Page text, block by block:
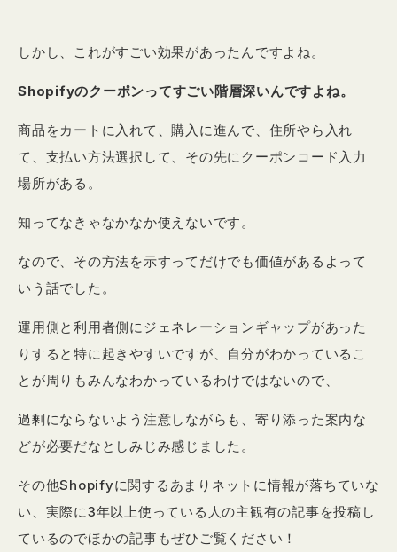
しかし、これがすごい効果があったんですよね。
Shopifyのクーポンってすごい階層深いんですよね。
商品をカートに入れて、購入に進んで、住所やら入れ
て、支払い方法選択して、その先にクーポンコード入力
場所がある。
知ってなきゃなかなか使えないです。
なので、その方法を示すってだけでも価値があるよって
いう話でした。
運用側と利用者側にジェネレーションギャップがあった
りすると特に起きやすいですが、自分がわかっているこ
とが周りもみんなわかっているわけではないので、
過剰にならないよう注意しながらも、寄り添った案内な
どが必要だなとしみじみ感じました。
その他Shopifyに関するあまりネットに情報が落ちていな
い、実際に3年以上使っている人の主観有の記事を投稿し
ているのでほかの記事もぜひご覧ください！